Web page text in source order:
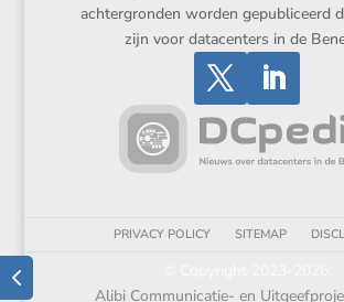
achtergronden worden gepubliceerd
zijn voor datacenters in de
PRIVACY POLICY SITEMAP
Alibi Communicatie- en